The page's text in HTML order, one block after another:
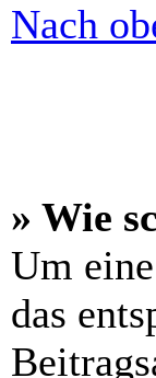
Nach
» Wie
Um
das